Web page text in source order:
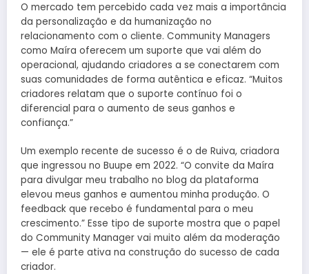
O mercado tem percebido cada vez mais a importância
da personalização e da humanização no
relacionamento com o cliente. Community Managers
como Maíra oferecem um suporte que vai além do
operacional, ajudando criadores a se conectarem com
suas comunidades de forma autêntica e eficaz. “Muitos
criadores relatam que o suporte contínuo foi o
diferencial para o aumento de seus ganhos e
confiança.”
Um exemplo recente de sucesso é o de Ruiva, criadora
que ingressou no Buupe em 2022. “O convite da Maíra
para divulgar meu trabalho no blog da plataforma
elevou meus ganhos e aumentou minha produção. O
feedback que recebo é fundamental para o meu
crescimento.” Esse tipo de suporte mostra que o papel
do Community Manager vai muito além da moderação
— ele é parte ativa na construção do sucesso de cada
criador.